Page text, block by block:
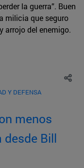
la guerra”. Buen
milicia que seguro
arrojo del enemigo.
Y DEFENSA
menos
Bill